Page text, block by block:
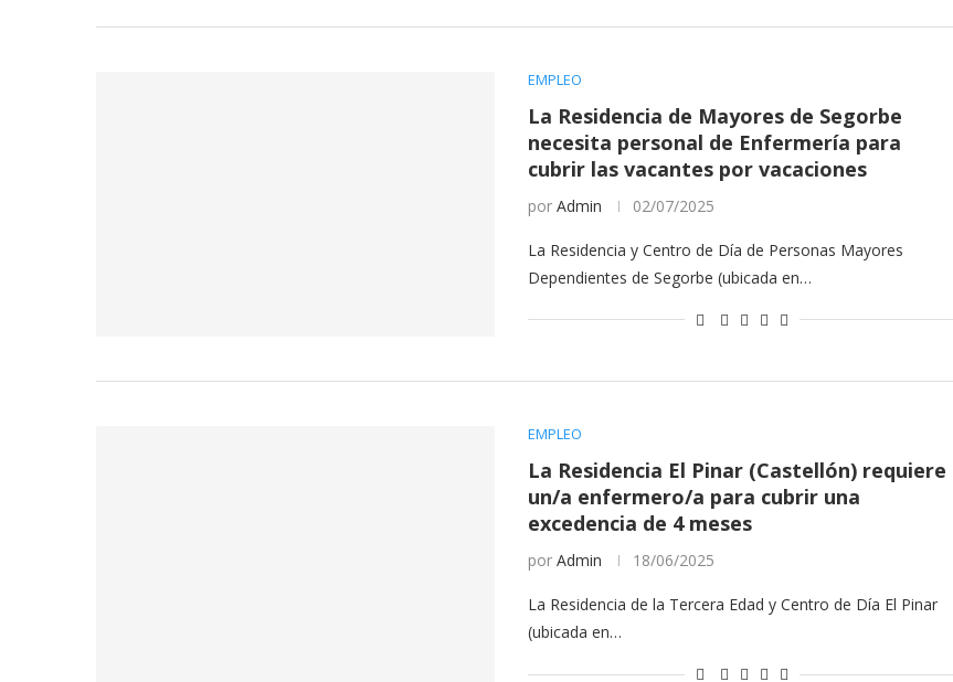
EMPLEO
La Residencia de Mayores de Segorbe
necesita personal de Enfermería para
cubrir las vacantes por vacaciones
por Admin 02/07/2025
La Residencia y Centro de Día de Personas Mayores
Dependientes de Segorbe (ubicada en…
EMPLEO
La Residencia El Pinar (Castellón) requiere
un/a enfermero/a para cubrir una
excedencia de 4 meses
por Admin 18/06/2025
La Residencia de la Tercera Edad y Centro de Día El Pinar
(ubicada en…